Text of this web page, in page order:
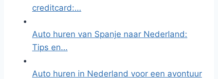
creditcard:…
Auto huren van Spanje naar Nederland:
Tips en…
Auto huren in Nederland voor een avontuur